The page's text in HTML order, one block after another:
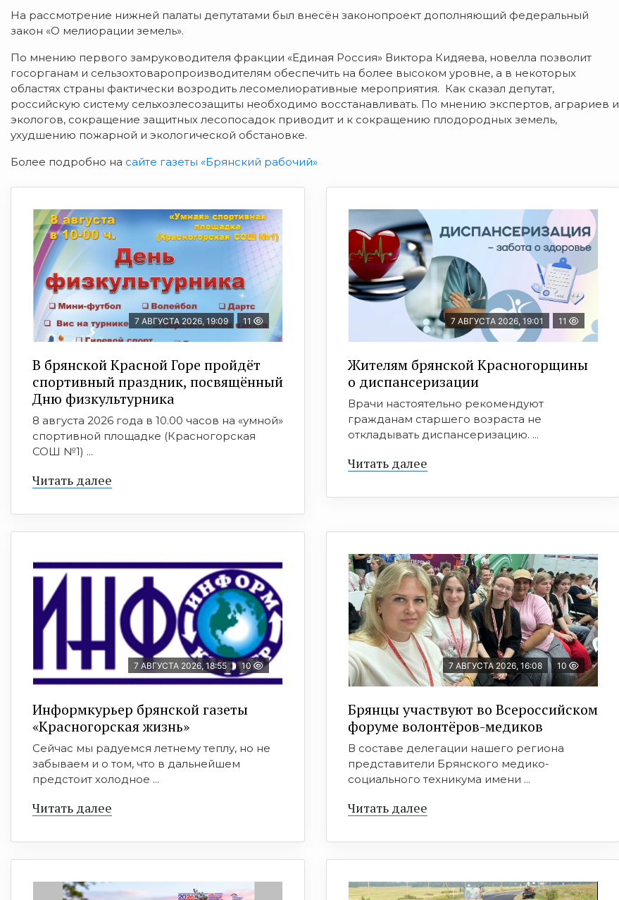
На рассмотрение нижней палаты депутатами был внесён законопроект дополняющий федеральный
закон «О мелиорации земель».
По мнению первого замруководителя фракции «Единая Россия» Виктора Кидяева, новелла позволит
госорганам и сельзохтоваропроизводителям обеспечить на более высоком уровне, а в некоторых
областях страны фактически возродить лесомелиоративные мероприятия. Как сказал депутат,
российскую систему сельхозлесозащиты необходимо восстанавливать. По мнению экспертов, аграриев и
экологов, сокращение защитных лесопосадок приводит и к сокращению плодородных земель,
ухудшению пожарной и экологической обстановке.
Более подробно на сайте газеты «Брянский рабочий»
7 АВГУСТА 2026, 19:09 11
В брянской Красной Горе пройдёт
спортивный праздник, посвящённый
Дню физкультурника
8 августа 2026 года в 10.00 часов на «умной»
спортивной площадке (Красногорская
СОШ №1) ...
Читать далее
7 АВГУСТА 2026, 19:01 11
Жителям брянской Красногорщины
о диспансеризации
Врачи настоятельно рекомендуют
гражданам старшего возраста не
откладывать диспансеризацию. ...
Читать далее
7 АВГУСТА 2026, 18:55 10
Информкурьер брянской газеты
«Красногорская жизнь»
Сейчас мы радуемся летнему теплу, но не
забываем и о том, что в дальнейшем
предстоит холодное ...
Читать далее
7 АВГУСТА 2026, 16:08 10
Брянцы участвуют во Всероссийском
форуме волонтёров-медиков
В составе делегации нашего региона
представители Брянского медико-
социального техникума имени ...
Читать далее